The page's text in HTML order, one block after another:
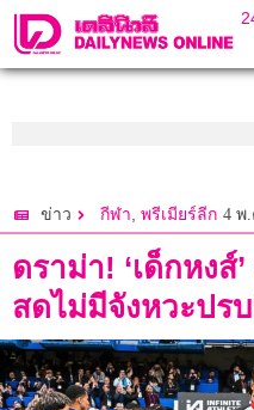
ข่าว กีฬา, พรีเมียร์ลีก 4 พ.
ดราม่า! ‘เด็กหงส์
สดไม่มีจังหวะปร